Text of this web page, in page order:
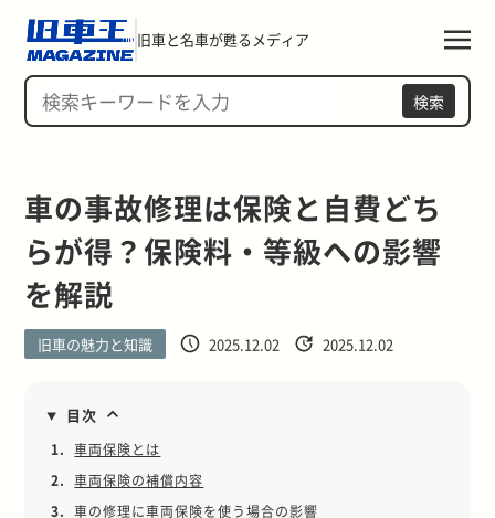
旧車と名車が甦るメディア
検索
車の事故修理は保険と自費どち
らが得？保険料・等級への影響
を解説
旧車の魅力と知識 2025.12.02 2025.12.02
目次
1.
車両保険とは
2.
車両保険の補償内容
3.
車の修理に車両保険を使う場合の影響